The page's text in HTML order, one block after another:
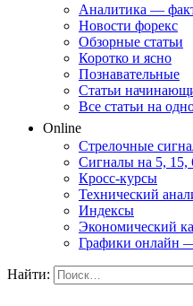
Аналитика —
Новости форекс
Обзорные статьи
Коротко и ясно
Познавательные
Статьи
Все статьи на
Online
Стрелочные
Сигналы на 5, 15,
Кросс-курсы
Технический
Индексы
Экономический
Графики онлайн
Найти: